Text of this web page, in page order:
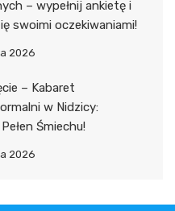
– wypełnij ankietę i
swoimi oczekiwaniami!
2026
– Kabaret
w Nidzicy:
Śmiechu!
2026